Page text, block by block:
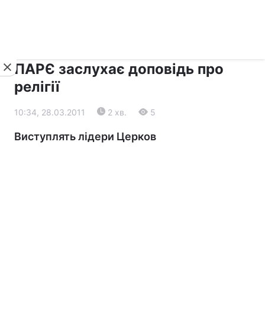
ПАРЄ заслухає доповідь про
релігії
10:34, 28.03.2011 2 хв. 5
Виступлять лідери Церков